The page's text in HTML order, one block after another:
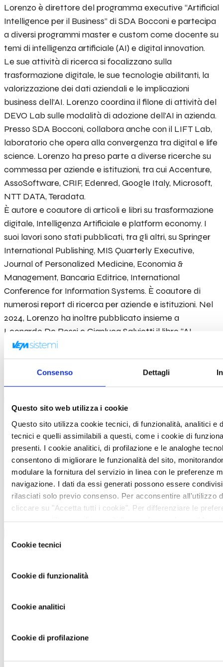
Consenso Dettagli
Questo sito web utilizza i cookie
Questo sito utilizza cookie tecnici, di funzionalità, analitici e
tecnici e quelli assimilabili a questi, come i cookie di
presenti. I cookie analitici, di profilazione e le analoghe
consentono di migliorare le funzionalità del sito,
modulare la fornitura del servizio in linea con le preferenze
navigazione. I dati da essi generati possono essere
rilasciati solo previo consenso. Per acconsentire all'utilizzo
cliccare su "Accetta tutti i cookie". Per differenziare le
default e dunque la continuazione della navigazione in
https://vem.com/privacy/
delCookie tecnici
Cookie di funzionalità
Cookie analitici
Cookie di profilazione
Lorenzo è direttore del programma executive “Artificial
Intelligence per il Business” di SDA Bocconi e partecipa
a diversi programmi master e custom come docente su
temi di intelligenza artificiale (AI) e digital innovation.
Le sue attività di ricerca si focalizzano sulla
trasformazione digitale, le sue tecnologie abilitanti, la
valorizzazione dei dati aziendali e le implicazioni
business dell’AI. Lorenzo coordina il filone di attività del
DEVO Lab sulle modalità di adozione dell’AI in azienda.
Presso SDA Bocconi, collabora anche con il LIFT Lab,
laboratorio che opera alla convergenza tra digital e life
science. Lorenzo ha preso parte a diverse ricerche su
commessa per aziende e istituzioni, tra cui Accenture,
AssoSoftware, CRIF, Edenred, Google Italy, Microsoft,
NTT DATA, Teradata.
È autore e coautore di articoli e libri su trasformazione
digitale, Intelligenza Artificiale e platform economy. I
suoi lavori sono stati pubblicati, tra gli altri, su Springer
International Publishing, MIS Quarterly Executive,
Journal of Personalized Medicine, Economia &
Management, Bancaria Editrice, International
Conference for Information Systems. È coautore di
numerosi report di ricerca per aziende e istituzioni. Nel
2024, Lorenzo ha inoltre pubblicato insieme a
Leonardo De Rossi e Gianluca Salviotti il libro “AI
Management: strategie e approcci in azienda”.
Lorenzo ha conseguito un MSc in Management con
lode e una laurea in Economia e Scienze Sociali,
entrambi presso l’Università Bocconi, ha trascorso un
collabora come PhD Candidate con la University of St.
Gallen in Svizzera.
Dovizioso
Campione del Mondo 125cc nel 2004 e Vice Campione